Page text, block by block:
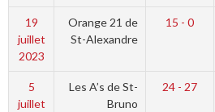
19
juillet
2023
Orange 21 de
St-Alexandre
15 - 0
5
juillet
Les A’s de St-
Bruno
24 - 27